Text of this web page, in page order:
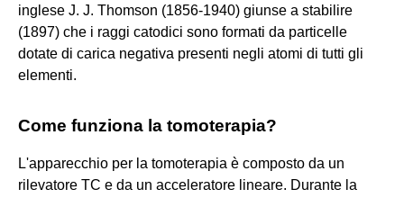
inglese J. J. Thomson (1856-1940) giunse a stabilire
(1897) che i raggi catodici sono formati da particelle
dotate di carica negativa presenti negli atomi di tutti gli
elementi.
Come funziona la tomoterapia?
L'apparecchio per la tomoterapia è composto da un
rilevatore TC e da un acceleratore lineare. Durante la